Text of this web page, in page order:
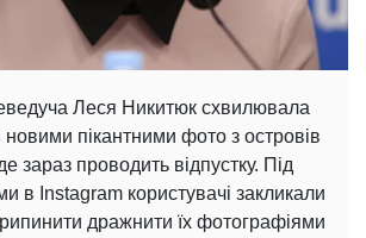
Леся Никитюк схвилювала
пікантними фото з островів
зараз проводить відпустку. Під
в Instagram користувачі закликали
дражнити їх фотографіями